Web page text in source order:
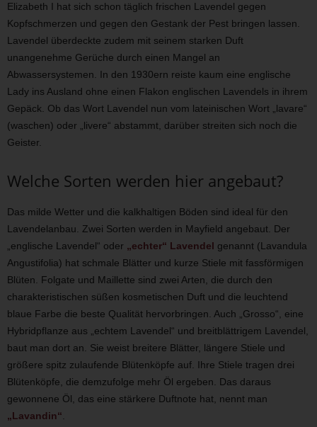
Elizabeth I hat sich schon täglich frischen Lavendel gegen
Kopfschmerzen und gegen den Gestank der Pest bringen lassen.
Lavendel überdeckte zudem mit seinem starken Duft
unangenehme Gerüche durch einen Mangel an
Abwassersystemen. In den 1930ern reiste kaum eine englische
Lady ins Ausland ohne einen Flakon englischen Lavendels in ihrem
Gepäck. Ob das Wort Lavendel nun vom lateinischen Wort „lavare“
(waschen) oder „livere“ abstammt, darüber streiten sich noch die
Geister.
Welche Sorten werden hier angebaut?
Das milde Wetter und die kalkhaltigen Böden sind ideal für den
Lavendelanbau. Zwei Sorten werden in Mayfield angebaut. Der
„englische Lavendel“ oder „echter“ Lavendel genannt (Lavandula
Angustifolia) hat schmale Blätter und kurze Stiele mit fassförmigen
Blüten. Folgate und Maillette sind zwei Arten, die durch den
charakteristischen süßen kosmetischen Duft und die leuchtend
blaue Farbe die beste Qualität hervorbringen. Auch „Grosso“, eine
Hybridpflanze aus „echtem Lavendel“ und breitblättrigem Lavendel,
baut man dort an. Sie weist breitere Blätter, längere Stiele und
größere spitz zulaufende Blütenköpfe auf. Ihre Stiele tragen drei
Blütenköpfe, die demzufolge mehr Öl ergeben. Das daraus
gewonnene Öl, das eine stärkere Duftnote hat, nennt man
„Lavandin“